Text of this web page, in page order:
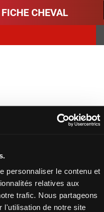
personnaliser le contenu et
relatives aux
trafic. Nous partageons
l'utilisation de notre site
FICHE CHEVAL